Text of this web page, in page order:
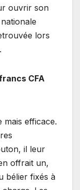
ouvrir son
lors
CFA
mais efficace.
il leur
offrait un,
bélier fixés à